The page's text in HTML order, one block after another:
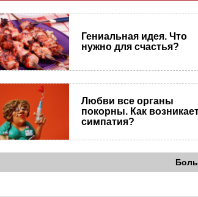
Гениальная идея. Что
нужно для счастья?
Любви все органы
покорны. Как
симпатия?